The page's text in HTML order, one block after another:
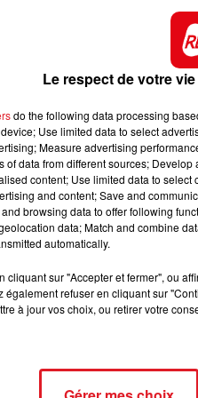
12h00 - 13h00
le Royaume-Uni. Elle a
réseau de passeurs
en moyenne par
originaires du Moyen-
au cours des 12 à 18
en moyenne 2 500 à3
de chiffre d’affaires.
près de 150
en liquidités, des
d’identifierdes «
détention provisoire.
500 migrants en
chiffre d’affaires pour
Le respect de votre
do the following data processing
Use limited data to select
Measure advertising
of data from different sources;
content; Use limited data to
and content; Save and
browsing data to offer following
data; Match and combine
automatically.
cliquant sur "Accepter et fermer", ou
également refuser en cliquant sur
à jour vos choix, ou retirer votre